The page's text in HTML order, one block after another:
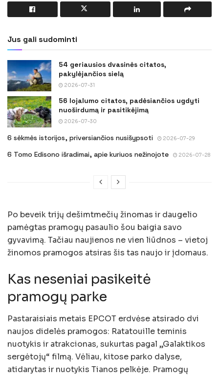
Jus gali sudominti
54 geriausios dvasinės citatos,
pakylėjančios sielą
2026-07-31
56 lojalumo citatos, padėsiančios ugdyti
nuoširdumą ir pasitikėjimą
2026-07-30
6 sėkmės istorijos, priversiančios nusišypsoti 2026-07-29
6 Tomo Edisono išradimai, apie kuriuos nežinojote 2026-07-28
Po beveik trijų dešimtmečių žinomas ir daugelio
pamėgtas pramogų pasaulio šou baigia savo
gyvavimą. Tačiau naujienos ne vien liūdnos – vietoj
žinomos pramogos atsiras šis tas naujo ir įdomaus.
Kas neseniai pasikeitė
pramogų parke
Pastaraisiais metais EPCOT erdvėse atsirado dvi
naujos didelės pramogos: Ratatouille teminis
nuotykis ir atrakcionas, sukurtas pagal „Galaktikos
sergėtojų“ filmą. Vėliau, kitose parko dalyse,
atidarytas ir nuotykis Tianos pelkėje. Pramogų